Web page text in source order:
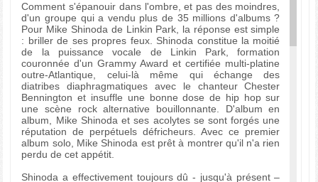
Comment s'épanouir dans l'ombre, et pas des moindres,
d'un groupe qui a vendu plus de 35 millions d'albums ?
Pour Mike Shinoda de Linkin Park, la réponse est simple
: briller de ses propres feux. Shinoda constitue la moitié
de la puissance vocale de Linkin Park, formation
couronnée d'un Grammy Award et certifiée multi-platine
outre-Atlantique, celui-là même qui échange des
diatribes diaphragmatiques avec le chanteur Chester
Bennington et insuffle une bonne dose de hip hop sur
une scène rock alternative bouillonnante. D'album en
album, Mike Shinoda et ses acolytes se sont forgés une
réputation de perpétuels défricheurs. Avec ce premier
album solo, Mike Shinoda est prêt à montrer qu'il n'a rien
perdu de cet appétit.
Shinoda a effectivement toujours dû - jusqu'à présent –